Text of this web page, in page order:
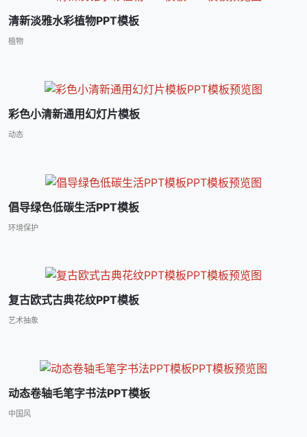
清新淡雅水彩植物PPT模板
植物
彩色小清新通用幻灯片模板
动态
倡导绿色低碳生活PPT模板
环境保护
复古欧式古典花纹PPT模板
艺术抽象
动态卷轴毛笔字书法PPT模板
中国风